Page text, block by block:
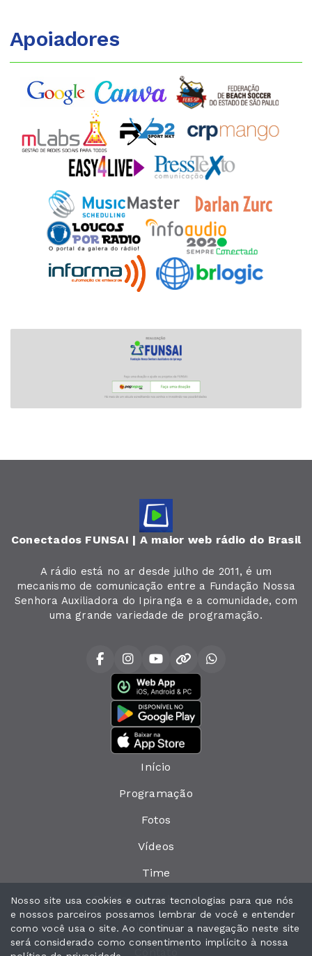
Apoiadores
Conectados FUNSAI | A maior web rádio do Brasil
A rádio está no ar desde julho de 2011, é um
mecanismo de comunicação entre a Fundação Nossa
Senhora Auxiliadora do Ipiranga e a comunidade, com
uma grande variedade de programação.
Início
Programação
Fotos
Vídeos
Time
Política de privacidade
Interno
Nosso site usa cookies e outras tecnologias para que nós
e nossos parceiros possamos lembrar de você e entender
como você usa o site. Ao continuar a navegação neste site
será considerado como consentimento implícito à nossa